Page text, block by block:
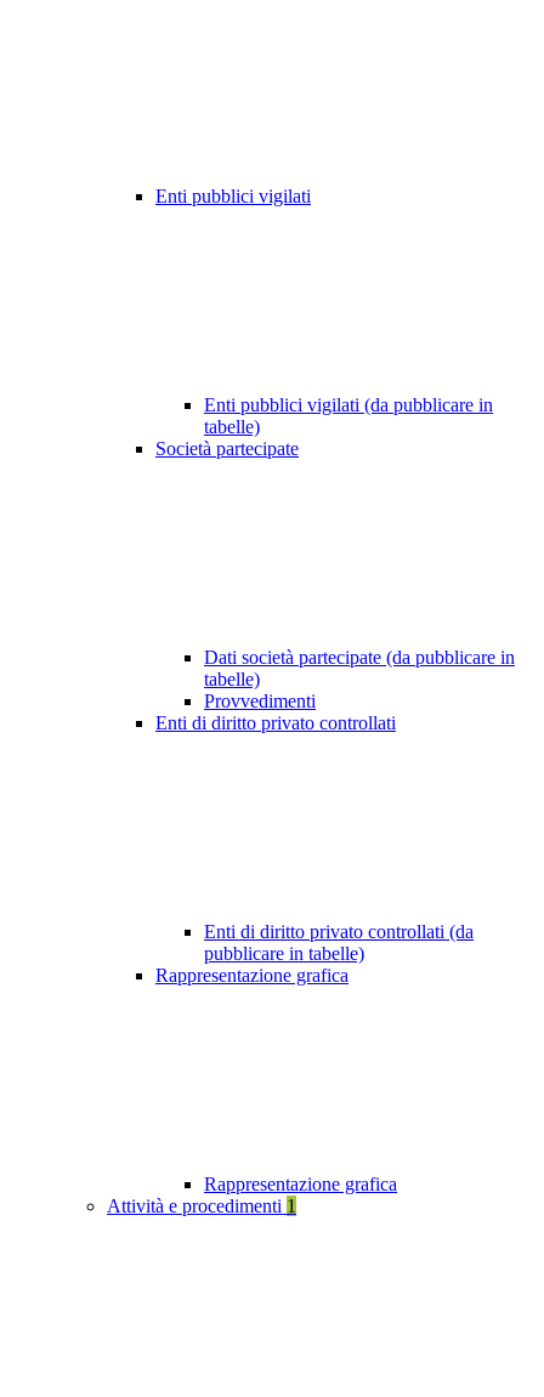
Enti pubblici vigilati
Enti pubblici vigilati (da pubblicare in
tabelle)
Società partecipate
Dati società partecipate (da pubblicare in
tabelle)
Provvedimenti
Enti di diritto privato controllati
Enti di diritto privato controllati (da
pubblicare in tabelle)
Rappresentazione grafica
Rappresentazione grafica
Attività e procedimenti 1